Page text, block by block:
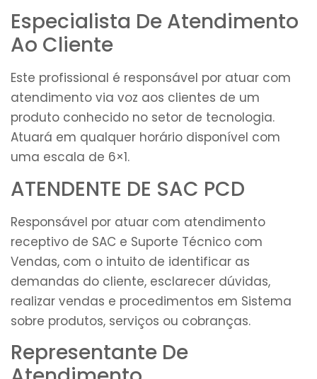
Especialista De Atendimento
Ao Cliente
Este profissional é responsável por atuar com
atendimento via voz aos clientes de um
produto conhecido no setor de tecnologia.
Atuará em qualquer horário disponível com
uma escala de 6×1.
ATENDENTE DE SAC PCD
Responsável por atuar com atendimento
receptivo de SAC e Suporte Técnico com
Vendas, com o intuito de identificar as
demandas do cliente, esclarecer dúvidas,
realizar vendas e procedimentos em Sistema
sobre produtos, serviços ou cobranças.
Representante De